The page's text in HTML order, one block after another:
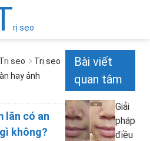
rị sẹo
sẹo
Trị sẹo
hay ảnh
lăn có an
không?
Bài viết
quan tâm
Giải
pháp
điều